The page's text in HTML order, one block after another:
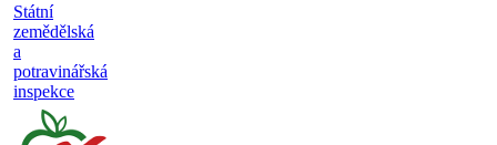
Státní
zemědělská
a
potravinářská
inspekce